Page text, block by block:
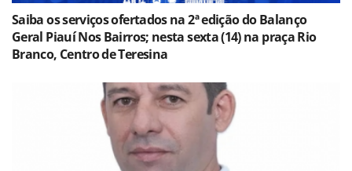
Saiba os serviços ofertados na 2ª edição do Balanço
Geral Piauí Nos Bairros; nesta sexta (14) na praça Rio
Branco, Centro de Teresina